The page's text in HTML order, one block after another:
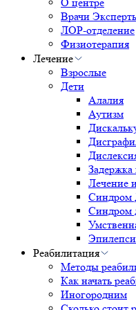
Врачи
ЛОР-отделение
Физиотерапия
Лечение
Взрослые
Дети
Алалия
Аутизм
Задержка
Лечение
Синдром
Синдром
Реабилитация
Методы
Как начать
Иногородним